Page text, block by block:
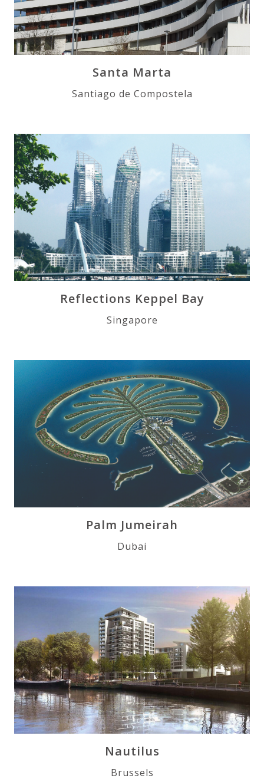
Santa Marta
Santiago de Compostela
Reflections Keppel Bay
Singapore
Palm Jumeirah
Dubai
Nautilus
Brussels